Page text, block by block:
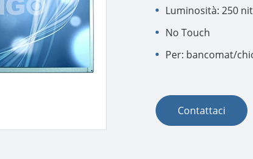
Luminosità: 250
No Touch
Per: bancomat/
Contattaci